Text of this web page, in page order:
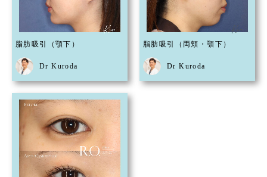
脂肪吸引（顎下）
Dr Kuroda
脂肪吸引（両頬・顎下）
Dr Kuroda